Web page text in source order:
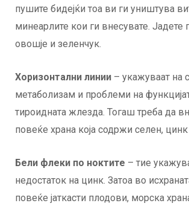
пушите бидејќи тоа ви ги уништува
минеарлите кои ги внесувате. Јадете
овошје и зеленчук.
Хоризонтални линии – укажуваат на
метаболизам и проблеми на
тироидната жлезда. Тогаш треба да
повеќе храна која содржи селен, цинк
Бели флеки по ноктите – тие
недостаток на цинк. Затоа во
повеќе јаткасти плодови, морска